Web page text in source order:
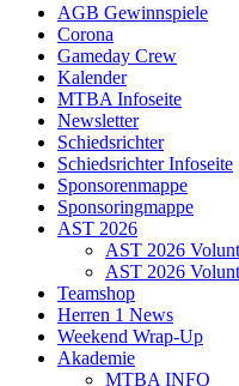
AGB Gewinnspiele
Corona
Gameday Crew
Kalender
MTBA Infoseite
Newsletter
Schiedsrichter
Schiedsrichter Infoseite
Sponsorenmappe
Sponsoringmappe
AST 2026
AST 2026
AST 2026
Teamshop
Herren 1 News
Weekend Wrap-Up
Akademie
MTBA INFO